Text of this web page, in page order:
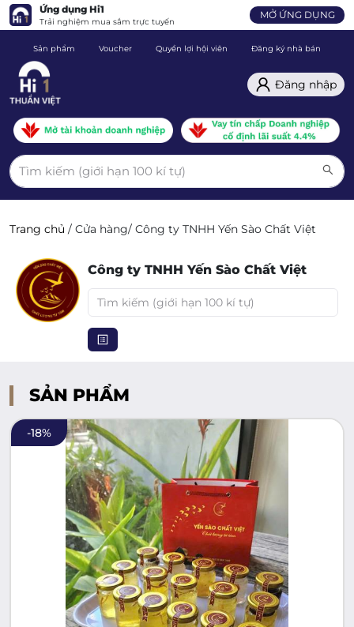
Ứng dụng Hi1
Trải nghiệm mua sắm trực tuyến
MỞ ỨNG DỤNG
Sản phẩm Voucher Quyền lợi hội viên Đăng ký nhà bán
Đăng nhập
Trang chủ / Cửa hàng/ Công ty TNHH Yến Sào Chất Việt
Công ty TNHH Yến Sào Chất Việt
SẢN PHẨM
-18%